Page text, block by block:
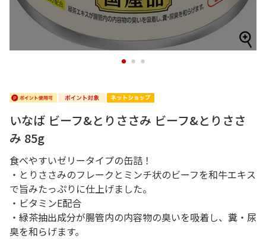
1 2 3
いなば ビーフ&とりささみ ビーフ&とりささ
み 85g
食べやすいゼリータイプの缶詰！
・とりささみのフレークとミンチ状のビーフを和牛エキス
で旨みたっぷりに仕上げました。
・ビタミンE配合
・緑茶抽出成分が腸管内の内容物の臭いを吸着し、糞・尿
臭を和らげます。